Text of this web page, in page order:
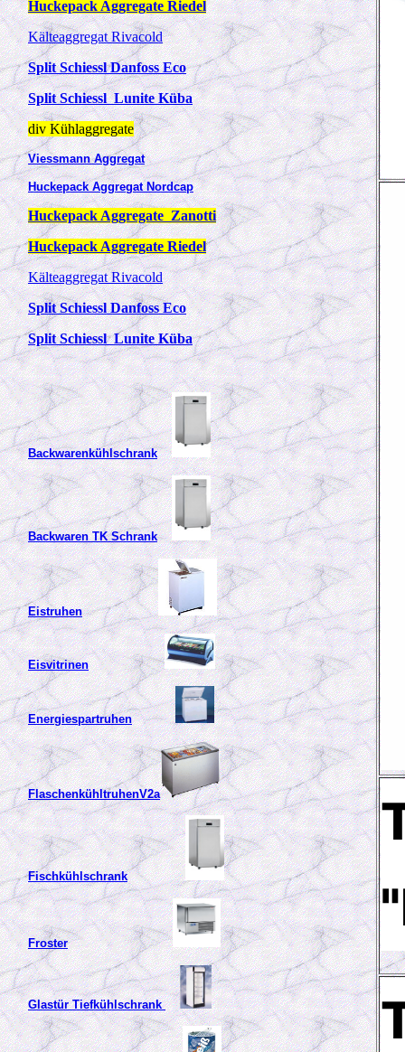
Huckepack Aggregate Riedel
Kälteaggregat Rivacold
Split Schiessl Danfoss Eco
Split Schiessl Lunite Küba
div Kühlaggregate
Viessmann Aggregat
Huckepack Aggregat Nordcap
Huckepack Aggregate Zanotti
Huckepack Aggregate Riedel
Kälteaggregat Rivacold
Split Schiessl Danfoss Eco
Split Schiessl Lunite Küba
Backwarenkühlschrank
Backwaren TK Schrank
Eistruhen
Eisvitrinen
Energiespartruhen
FlaschenkühltruhenV2a
Fischkühlschrank
Froster
Glastür Tiefkühlschrank